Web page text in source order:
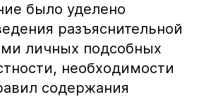
было уделено
разъяснительной
личных подсобных
необходимости
содержания